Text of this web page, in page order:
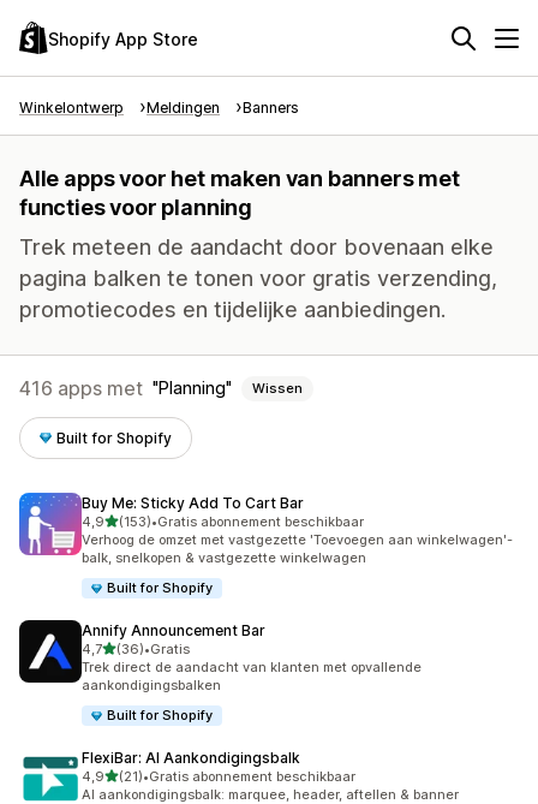
Shopify App Store
Winkelontwerp Meldingen Banners
Alle apps voor het maken van banners met
functies voor planning
Trek meteen de aandacht door bovenaan elke
pagina balken te tonen voor gratis verzending,
promotiecodes en tijdelijke aanbiedingen.
416 apps met Planning Wissen
Built for Shopify
Buy Me: Sticky Add To Cart Bar
4,9van 5 sterren
(153)
153 recensies in totaal
•Gratis abonnement beschikbaar
Verhoog de omzet met vastgezette 'Toevoegen aan winkelwagen'-
balk, snelkopen & vastgezette winkelwagen
Built for Shopify
Annify Announcement Bar
4,7van 5 sterren
(36)
36 recensies in totaal
•Gratis
Trek direct de aandacht van klanten met opvallende
aankondigingsbalken
Built for Shopify
FlexiBar: AI Aankondigingsbalk
4,9van 5 sterren
(21)
21 recensies in totaal
•Gratis abonnement beschikbaar
AI aankondigingsbalk: marquee, header, aftellen & banner